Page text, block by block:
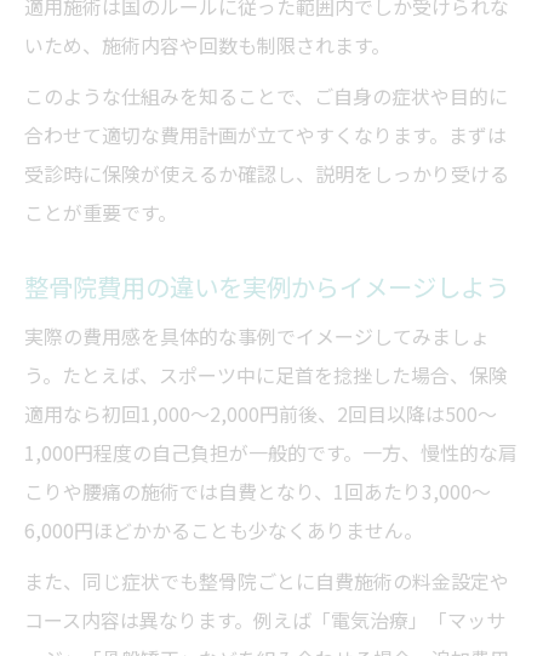
整骨院で自費を勧められるケースの実態
整骨院自費診療の料金相場と選び方のヒン
ト
料金表の見方と整骨院の賢い選び方
整骨院料金表のチェックポイントを解説
整骨院料金表から総額イメージをつかむ方
法
整骨院の料金表で自費・保険を見極めるコ
ツ
整骨院料金表の落とし穴と確認の注意点
整体と整骨院の費用相場の違いを比較
較
整骨院と整体どちらがコスパに優れている
適用施術は国のルールに従った範囲内でしか受けられな
いため、施術内容や回数も制限されます。
このような仕組みを知ることで、ご自身の症状や目的に
合わせて適切な費用計画が立てやすくなります。まずは
受診時に保険が使えるか確認し、説明をしっかり受ける
ことが重要です。
整骨院費用の違いを実例からイメージしよう
実際の費用感を具体的な事例でイメージしてみましょ
う。たとえば、スポーツ中に足首を捻挫した場合、保険
適用なら初回1,000～2,000円前後、2回目以降は500～
1,000円程度の自己負担が一般的です。一方、慢性的な肩
こりや腰痛の施術では自費となり、1回あたり3,000～
6,000円ほどかかることも少なくありません。
また、同じ症状でも整骨院ごとに自費施術の料金設定や
コース内容は異なります。例えば「電気治療」「マッサ